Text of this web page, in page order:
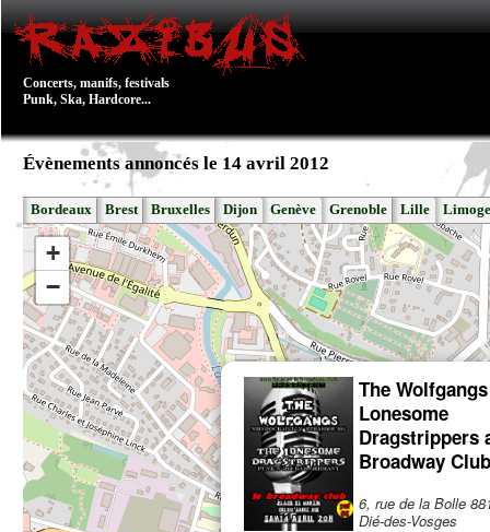
Concerts, manifs, festivals
Punk, Ska, Hardcore...
Évènements annoncés le 14 avril 2012
Bordeaux Brest Bruxelles Dijon Genève Grenoble Lille
The
Lonesome
Dragstrippers
Broadway Club
6, rue de la Bolle
Dié-des-Vosges
+
−